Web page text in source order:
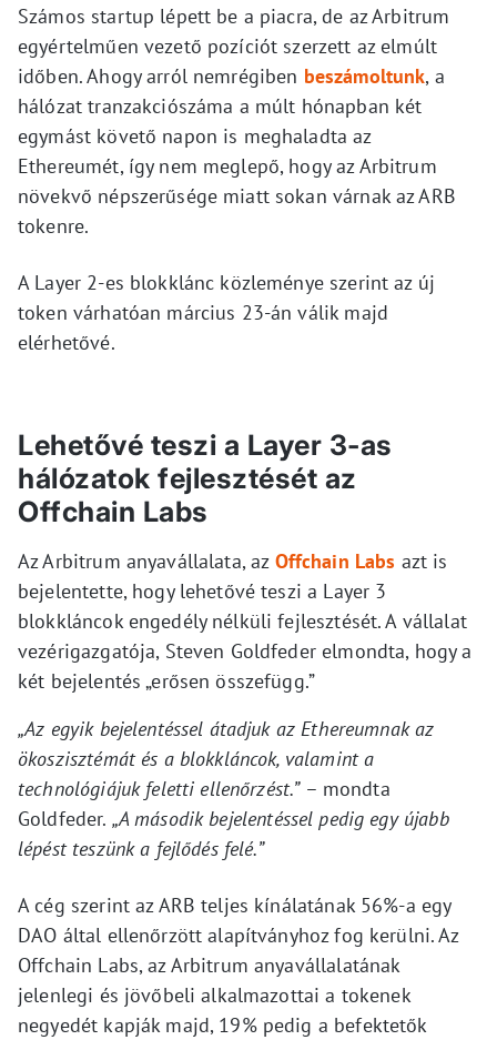
Számos startup lépett be a piacra, de az Arbitrum
egyértelműen vezető pozíciót szerzett az elmúlt
időben. Ahogy arról nemrégiben beszámoltunk, a
hálózat tranzakciószáma a múlt hónapban két
egymást követő napon is meghaladta az
Ethereumét, így nem meglepő, hogy az Arbitrum
növekvő népszerűsége miatt sokan várnak az ARB
tokenre.
A Layer 2-es blokklánc közleménye szerint az új
token várhatóan március 23-án válik majd
elérhetővé.
Lehetővé teszi a Layer 3-as
hálózatok fejlesztését az
Offchain Labs
Az Arbitrum anyavállalata, az Offchain Labs azt is
bejelentette, hogy lehetővé teszi a Layer 3
blokkláncok engedély nélküli fejlesztését. A vállalat
vezérigazgatója, Steven Goldfeder elmondta, hogy a
két bejelentés „erősen összefügg.”
„Az egyik bejelentéssel átadjuk az Ethereumnak az
ökoszisztémát és a blokkláncok, valamint a
technológiájuk feletti ellenőrzést.”– mondta
Goldfeder. „A második bejelentéssel pedig egy újabb
lépést teszünk a fejlődés felé.”
A cég szerint az ARB teljes kínálatának 56%-a egy
DAO által ellenőrzött alapítványhoz fog kerülni. Az
Offchain Labs, az Arbitrum anyavállalatának
jelenlegi és jövőbeli alkalmazottai a tokenek
negyedét kapják majd, 19% pedig a befektetők